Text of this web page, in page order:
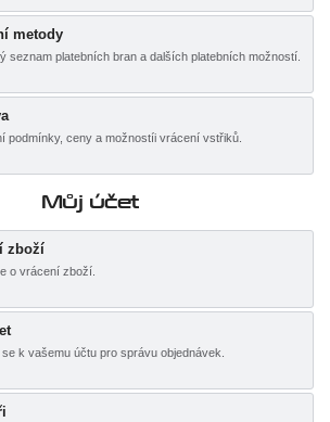
metody
seznam platebních bran a dalších platebních možností.
podmínky, ceny a možnostíi vrácení vstřiků.
Můj účet
zboží
o vrácení zboží.
se k vašemu účtu pro správu objednávek.